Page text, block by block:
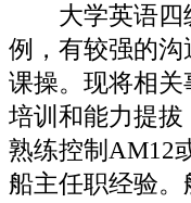
大学英语四级
例，有较强的
课操。现将相
培训和能力提
熟练控制AM12
船主任职经验